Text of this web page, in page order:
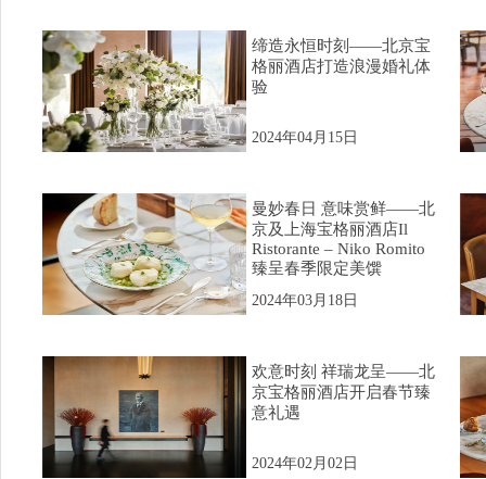
缔造永恒时刻——北京宝
格丽酒店打造浪漫婚礼体
验
2024年04月15日
曼妙春日 意味赏鲜——北
京及上海宝格丽酒店Il
Ristorante – Niko Romito
臻呈春季限定美馔
2024年03月18日
欢意时刻 祥瑞龙呈——北
京宝格丽酒店开启春节臻
意礼遇
2024年02月02日